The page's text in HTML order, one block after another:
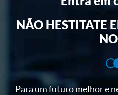
NÃO HESTITATE
Para um futuro melhor e